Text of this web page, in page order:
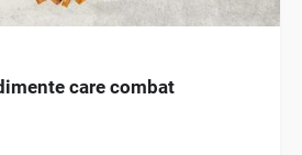
care combat